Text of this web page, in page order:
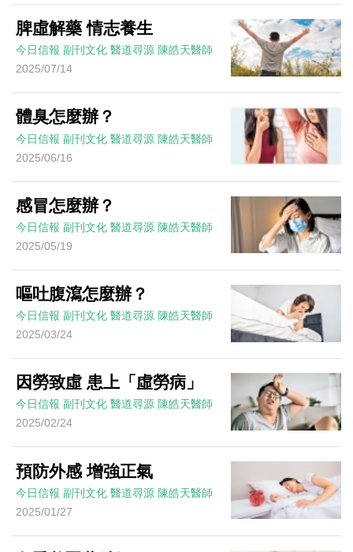
脾虛解藥 情志養生
今日信報 副刊文化 醫道尋源 陳皓天醫師
2025/07/14
體臭怎麼辦？
今日信報 副刊文化 醫道尋源 陳皓天醫師
2025/06/16
感冒怎麼辦？
今日信報 副刊文化 醫道尋源 陳皓天醫師
2025/05/19
嘔吐腹瀉怎麼辦？
今日信報 副刊文化 醫道尋源 陳皓天醫師
2025/03/24
因勞致虛 患上「虛勞病」
今日信報 副刊文化 醫道尋源 陳皓天醫師
2025/02/24
預防外感 增強正氣
今日信報 副刊文化 醫道尋源 陳皓天醫師
2025/01/27